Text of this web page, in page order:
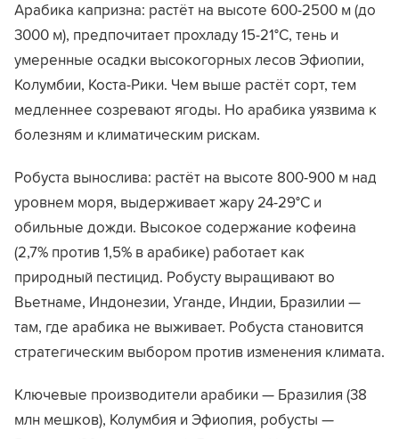
Арабика капризна: растёт на высоте 600-2500 м (до
3000 м), предпочитает прохладу 15-21°C, тень и
умеренные осадки высокогорных лесов Эфиопии,
Колумбии, Коста-Рики. Чем выше растёт сорт, тем
медленнее созревают ягоды. Но арабика уязвима к
болезням и климатическим рискам.
Робуста вынослива: растёт на высоте 800-900 м над
уровнем моря, выдерживает жару 24-29°C и
обильные дожди. Высокое содержание кофеина
(2,7% против 1,5% в арабике) работает как
природный пестицид. Робусту выращивают во
Вьетнаме, Индонезии, Уганде, Индии, Бразилии —
там, где арабика не выживает. Робуста становится
стратегическим выбором против изменения климата.
Ключевые производители арабики — Бразилия (38
млн мешков), Колумбия и Эфиопия, робусты —